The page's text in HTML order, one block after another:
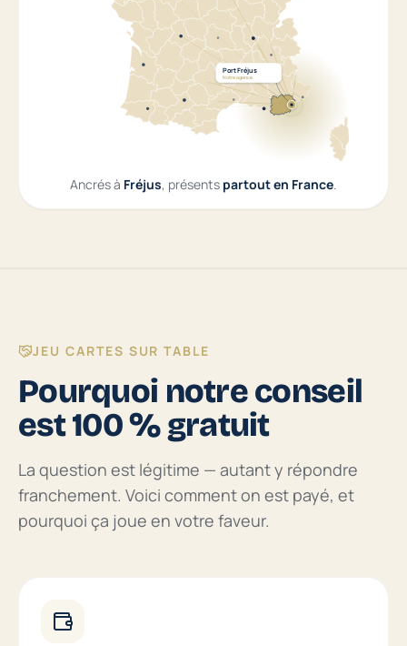
Port Fréjus
Notre agence
Ancrés à Fréjus, présents partout en France
JEU CARTES SUR TABLE
Pourquoi notre conseil
est 100 % gratuit
La question est légitime — autant y répondre
franchement. Voici comment on est payé, et
pourquoi ça joue en votre faveur.